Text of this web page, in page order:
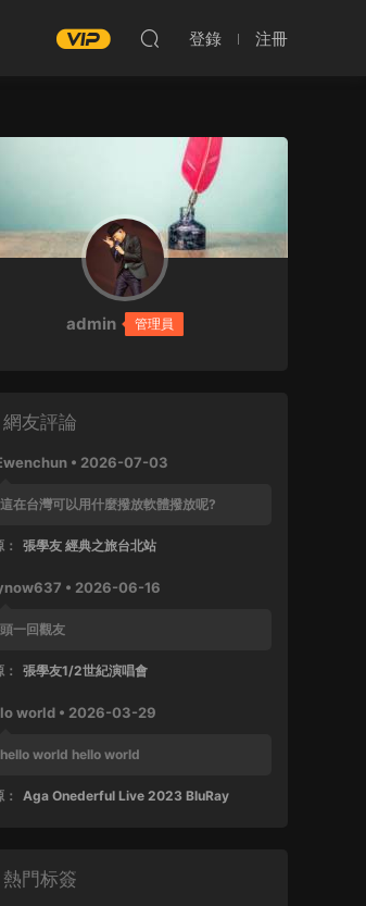
登錄 注冊
admin 管理員
網友評論
• 2026-07-03
這在台灣可以用什麼撥放軟體撥放呢?
張學友 經典之旅台北站
• 2026-06-16
頭一回觀友
張學友1/2世紀演唱會
world • 2026-03-29
hello world hello world
Aga Onederful Live 2023 BluRay
這張還沒好好完整欣賞過
熱門标簽